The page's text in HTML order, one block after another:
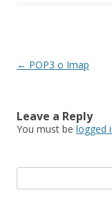
Post
← POP3 o Imap
Leave a Reply
You must be logged
e